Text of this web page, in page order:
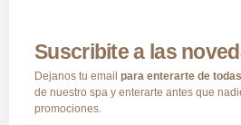
Suscribite a las
Dejanos tu email para enterarte de
de nuestro spa y enterarte antes que
promociones.